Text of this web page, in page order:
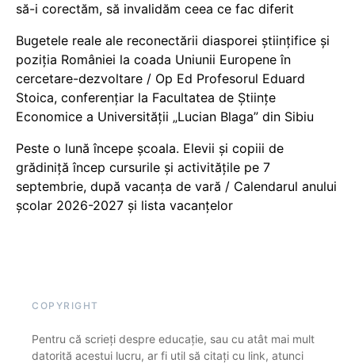
să-i corectăm, să invalidăm ceea ce fac diferit
Bugetele reale ale reconectării diasporei științifice și
poziția României la coada Uniunii Europene în
cercetare-dezvoltare / Op Ed Profesorul Eduard
Stoica, conferențiar la Facultatea de Științe
Economice a Universității „Lucian Blaga” din Sibiu
Peste o lună începe școala. Elevii și copiii de
grădiniță încep cursurile și activitățile pe 7
septembrie, după vacanța de vară / Calendarul anului
școlar 2026-2027 și lista vacanțelor
COPYRIGHT
Pentru că scrieți despre educație, sau cu atât mai mult
datorită acestui lucru, ar fi util să citați cu link, atunci